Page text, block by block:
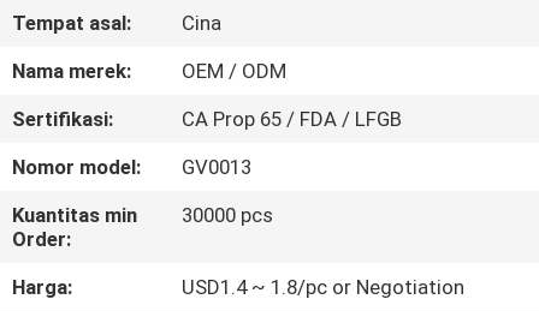
VIDEO
KAMI
TUR
PABRIK
Tempat asal:
Cina
Nama merek:
OEM / ODM
Sertifikasi:
CA Prop 65 / FDA / LFGB
Nomor model:
GV0013
Kuantitas min
Order:
30000 pcs
Harga:
USD1.4 ~ 1.8/pc or Negotiation